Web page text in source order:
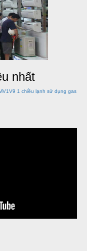
nhất
1 chiều lạnh sử dụng gas